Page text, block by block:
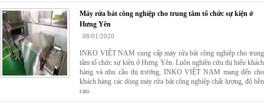
Máy rửa bát công nghiệp cho trung tâm tổ chức sự kiện ở
Hưng Yên
08/01/2020
INKO VIỆT NAM cung cấp máy rửa bát công nghiệp cho trung
tâm tổ chức sự kiện ở Hưng Yên. Luôn nghiên cứu thị hiếu khách
hàng và nhu cầu thị trường, INKO VIỆT NAM mang đến cho
khách hàng các dòng máy rửa bát công nghiệp chất lượng, độ bền
cao.